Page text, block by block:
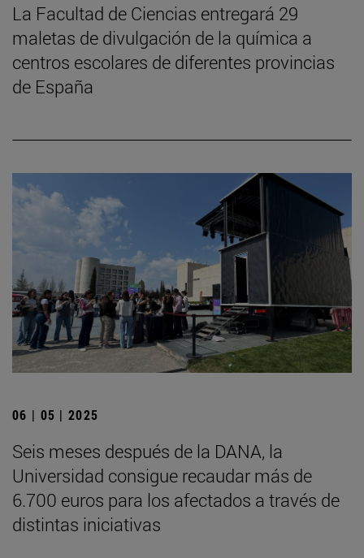
La Facultad de Ciencias entregará 29
maletas de divulgación de la química a
centros escolares de diferentes provincias
de España
06 | 05 | 2025
Seis meses después de la DANA, la
Universidad consigue recaudar más de
6.700 euros para los afectados a través de
distintas iniciativas